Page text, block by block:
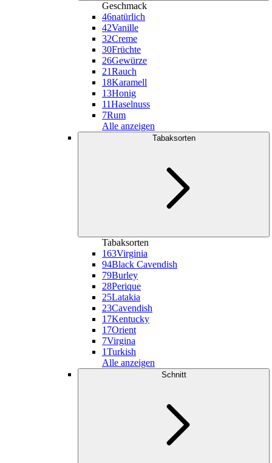
Geschmack
46natürlich
42Vanille
32Creme
30Früchte
26Gewürze
21Rauch
18Karamell
13Honig
11Haselnuss
7Rum
Alle anzeigen
Tabaksorten
Tabaksorten
163Virginia
94Black Cavendish
79Burley
28Perique
25Latakia
23Cavendish
17Kentucky
17Orient
7Virgina
1Turkish
Alle anzeigen
Schnitt